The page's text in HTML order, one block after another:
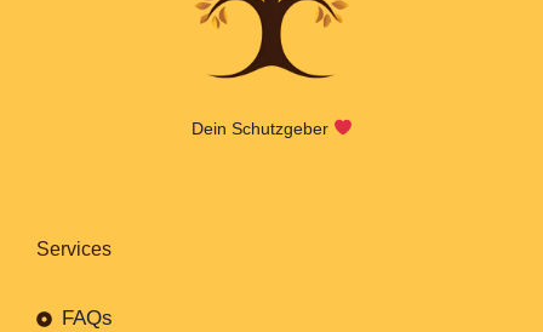
Dein Schutzgeber
Services
FAQs